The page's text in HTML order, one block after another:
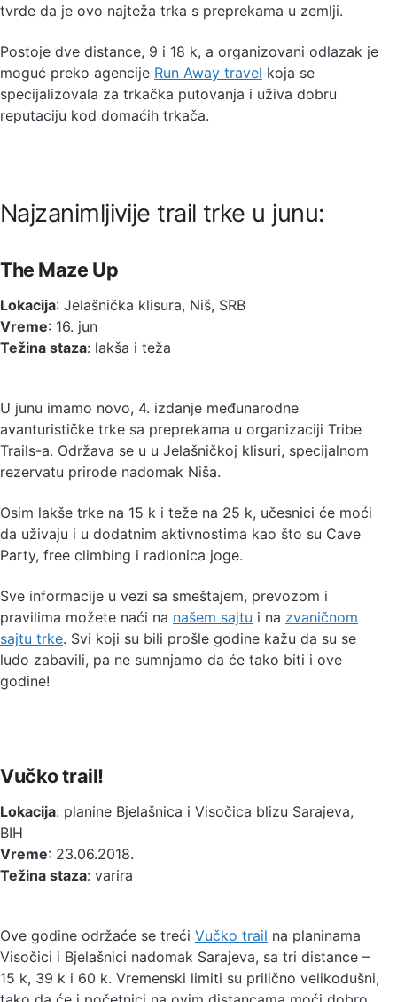
tvrde da je ovo najteža trka s preprekama u zemlji.
Postoje dve distance, 9 i 18 k, a organizovani odlazak je
moguć preko agencije Run Away travel koja se
specijalizovala za trkačka putovanja i uživa dobru
reputaciju kod domaćih trkača.
Najzanimljivije trail trke u junu:
The Maze Up
Lokacija: Jelašnička klisura, Niš, SRB
Vreme: 16. jun
Težina staza: lakša i teža
U junu imamo novo, 4. izdanje međunarodne
avanturističke trke sa preprekama u organizaciji Tribe
Trails-a. Održava se u u Jelašničkoj klisuri, specijalnom
rezervatu prirode nadomak Niša.
Osim lakše trke na 15 k i teže na 25 k, učesnici će moći
da uživaju i u dodatnim aktivnostima kao što su Cave
Party, free climbing i radionica joge.
Sve informacije u vezi sa smeštajem, prevozom i
pravilima možete naći na našem sajtu i na zvaničnom
sajtu trke. Svi koji su bili prošle godine kažu da su se
ludo zabavili, pa ne sumnjamo da će tako biti i ove
godine!
Vučko trail!
Lokacija: planine Bjelašnica i Visočica blizu Sarajeva,
BIH
Vreme: 23.06.2018.
Težina staza: varira
Ove godine održaće se treći Vučko trail na planinama
Visočici i Bjelašnici nadomak Sarajeva, sa tri distance –
15 k, 39 k i 60 k. Vremenski limiti su prilično velikodušni,